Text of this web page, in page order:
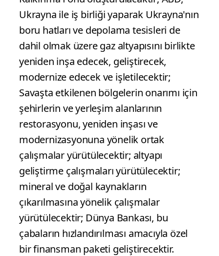
Ukrayna ile iş birliği yaparak Ukrayna'nın
boru hatları ve depolama tesisleri de
dahil olmak üzere gaz altyapısını birlikte
yeniden inşa edecek, geliştirecek,
modernize edecek ve işletilecektir;
Savaşta etkilenen bölgelerin onarımı için
şehirlerin ve yerleşim alanlarının
restorasyonu, yeniden inşası ve
modernizasyonuna yönelik ortak
çalışmalar yürütülecektir; altyapı
geliştirme çalışmaları yürütülecektir;
mineral ve doğal kaynakların
çıkarılmasına yönelik çalışmalar
yürütülecektir; Dünya Bankası, bu
çabaların hızlandırılması amacıyla özel
bir finansman paketi geliştirecektir.